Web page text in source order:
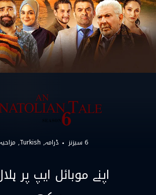
6 سیزنز ڈرامہ Turkish
اپنے موبائل ایپ پر